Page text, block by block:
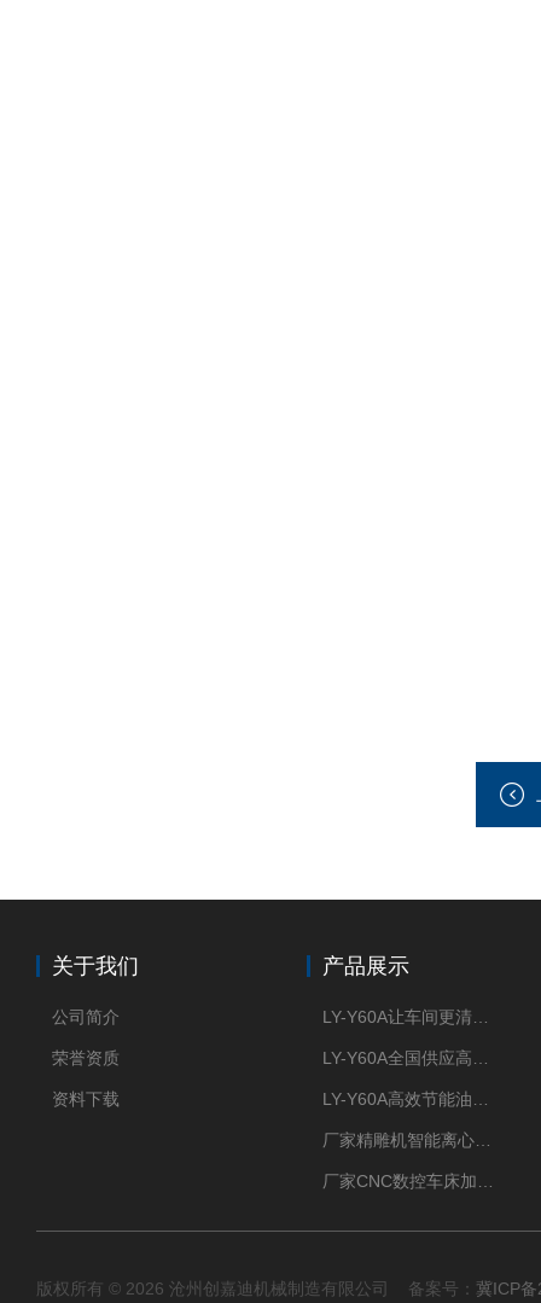
关于我们
公司简介
荣誉资质
资料下载
产品展示
版权所有 © 2026 沧州创嘉迪机械制造有限公司 备案号： 冀ICP